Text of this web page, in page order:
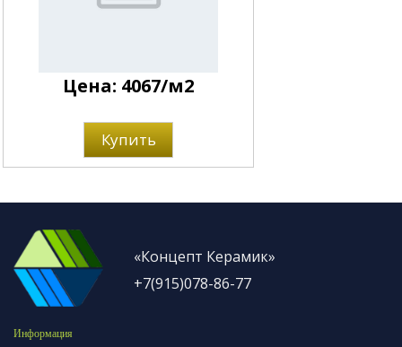
Цена: 4067/м2
Купить
«Концепт Керамик»
+7(915)078-86-77
Информация